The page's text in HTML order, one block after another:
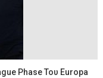
Phase Του Europa